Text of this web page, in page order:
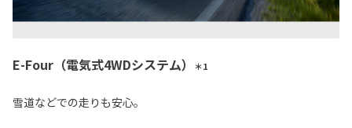
E-Four（電気式4WDシステム） ＊1
雪道などでの走りも安心。